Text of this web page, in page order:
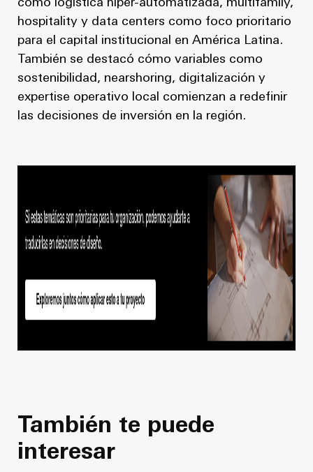
como logística hiper-automatizada, multifamily,
hospitality y data centers como foco prioritario
para el capital institucional en América Latina.
También se destacó cómo variables como
sostenibilidad, nearshoring, digitalización y
expertise operativo local comienzan a redefinir
las decisiones de inversión en la región.
También te puede
interesar